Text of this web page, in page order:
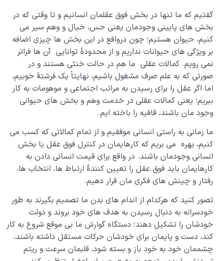
انسانی می‌ دهد
جسم مرکب روح است یعنی چه، جسم و روح چه رابطه‌ ای
باهم دارند؟
چرا قرآن تنها اله انسان را الله می داند، آن هم وقتی که هر
بخش وجود ما معشوقی دارد؟
بالاترین لذت؛ معیاری که میزان سلامت قلب ما را مشخص
می کند!
موضوع تفکر در رسیدن یا نرسیدن ما به مقصد چه نقشی
دارد؟
تفکر مثبت و سازنده چه تفکری است و چه آثاری دارد؟
مهم‌ترین اصول و قواعد تفکر چیست، چگونه فکر کنیم؟
آیا انسان اشرف مخلوقات است، چه عاملی انسان را متفاوت
می‌ کند؟
هدف خلقت و جایگاه انسان 0/7
گفتیم که ما تنها در بخش فوق عقلمان انسانیم و تا وقتی که در
بخش های پایینی وجودمان یعنی حس، خیال و وهم سیر می
کنیم، حیوان هستیم؛ چون درواقع در این بخش ها چیزی اضافه
بر ویژگی های حیوانات نداریم و از محدودۀ توانایی آن ها فراتر
نمی رویم. کمالات عقلی ما هم در حالت خنثی هستند و در
صورتی که به علم صرف مشغول باشیم، نهایتاً یک فرشتۀ خوبیم،
اما اگر عقل را برای رسیدن به مراتب اجتماعی و موهومات به کار
ببریم؛ یعنی کمالات عقلی در خدمت وهم و بخش های حیوانی
وجود مان باشند، قافیه را باخته ایم.
ما زمانی به راستی انسانی موفقیم و از تمام کمالاتی که کسب می
کنیم، بهره می بریم که کارهایمان در کنترل فوق عقل یا بخش
انسانی وجودمان باشند. در واقع برای قیمت انسانی دادن به
کارهایمان باید فوق عقل را تعیین کنندۀ ارتباط ها، انتخاب ها،
رفتار و چینش های فکری مان قرار دهیم.
تصور کنید که هرکدام از اندام های بدن ما تصمیم بگیرند به طور
خودسرانه به دنبال رسیدن به هدف های خود بروند و دولت
خودشان را تشکیل دهند؛ دستگاه گوارش ما بی موقع شروع به کار
کند، دست و پایمان برای خودشان حرکات مستقل داشته باشند،
چشممان خود به خود باز و بسته شود، قلبمان سرعت و ریتم